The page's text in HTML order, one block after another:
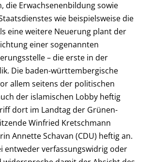
die Erwachsenenbildung sowie
wie beispielsweise die
eine weitere Neuerung plant der
einer sogenannten
– die erste in der
Die baden-württembergische
allem seitens der politischen
der islamischen Lobby heftig
dort im Landtag der Grünen-
Winfried Kretschmann
Annette Schavan (CDU) heftig an.
entweder verfassungswidrig oder